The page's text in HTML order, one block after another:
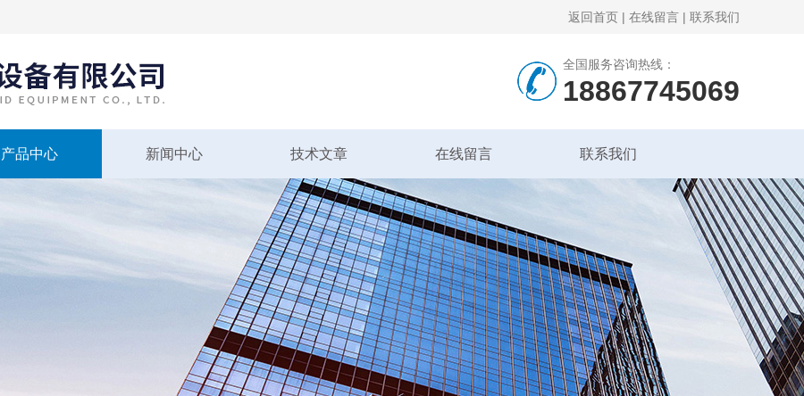
返回首页 | 在线留言 | 联系我们
全国服务咨询热线：
18867745069
产品中心 新闻中心 技术文章 在线留言 联系我们